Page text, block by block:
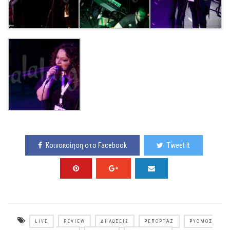
Κοινοποίηση στο Facebook Tweet It
LIVE REVIEW ΔΗΛΏΣΕΙΣ ΡΕΠΟΡΤΆΖ ΡΥΘΜΌΣ